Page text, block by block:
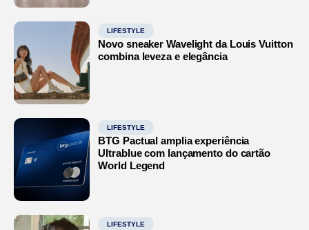
LIFESTYLE
Novo sneaker Wavelight da Louis Vuitton
combina leveza e elegância
LIFESTYLE
BTG Pactual amplia experiência
Ultrablue com lançamento do cartão
World Legend
LIFESTYLE